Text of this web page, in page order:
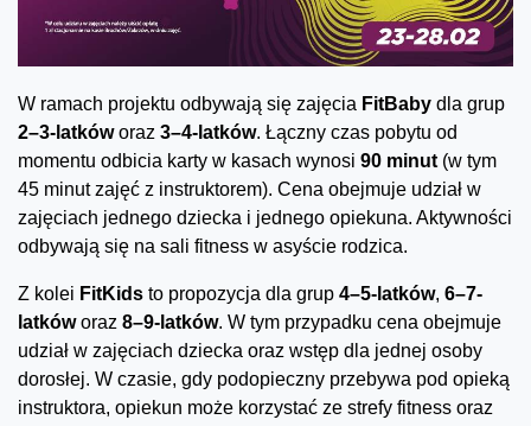
W ramach projektu odbywają się zajęcia FitBaby dla grup
2–3-latkóworaz 3–4-latków. Łączny czas pobytu od
momentu odbicia karty w kasach wynosi 90 minut (w tym
45 minut zajęć z instruktorem). Cena obejmuje udział w
zajęciach jednego dziecka i jednego opiekuna. Aktywności
odbywają się na sali fitness w asyście rodzica.
Z kolei FitKids to propozycja dla grup 4–5-latków, 6–7-
latkóworaz 8–9-latków. W tym przypadku cena obejmuje
udział w zajęciach dziecka oraz wstęp dla jednej osoby
dorosłej. W czasie, gdy podopieczny przebywa pod opieką
instruktora, opiekun może korzystać ze strefy fitness oraz